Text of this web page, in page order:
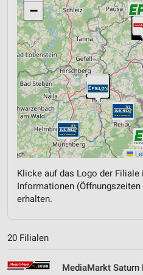
−
Klicke auf das Logo der Filiale
Informationen
erhalten.
20 Filialen
MediaMarkt Saturn